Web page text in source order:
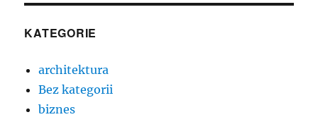
KATEGORIE
architektura
Bez kategorii
biznes